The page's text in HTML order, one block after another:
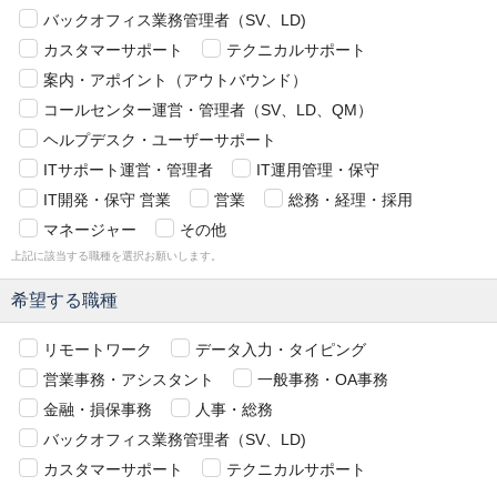
バックオフィス業務管理者（SV、LD)
カスタマーサポート
テクニカルサポート
案内・アポイント（アウトバウンド）
コールセンター運営・管理者（SV、LD、QM）
ヘルプデスク・ユーザーサポート
ITサポート運営・管理者
IT運用管理・保守
IT開発・保守 営業
営業
総務・経理・採用
マネージャー
その他
上記に該当する職種を選択お願いします。
希望する職種
リモートワーク
データ入力・タイピング
営業事務・アシスタント
一般事務・OA事務
金融・損保事務
人事・総務
バックオフィス業務管理者（SV、LD)
カスタマーサポート
テクニカルサポート